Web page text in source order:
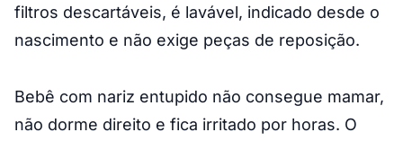
filtros descartáveis, é lavável, indicado desde o
nascimento e não exige peças de reposição.
Bebê com nariz entupido não consegue mamar,
não dorme direito e fica irritado por horas. O